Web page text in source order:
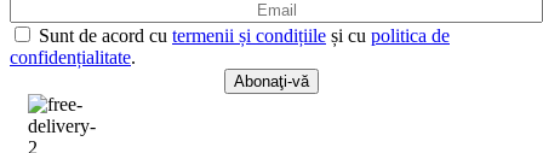
Sunt de acord cu termenii și condițiile și cu politica de
confidențialitate.